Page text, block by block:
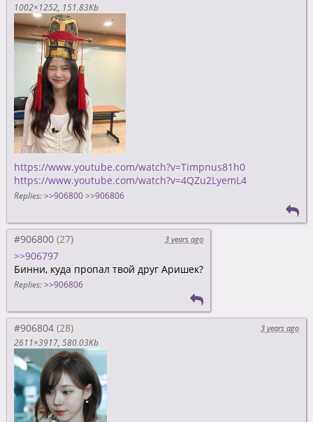
1002×1252 151.83Kb
https://www.youtube.com/watch?v=Timpnus81h0
https://www.youtube.com/watch?v=4QZu2LyemL4
Replies: >>906800 >>906806
#906800 3 years ago
>>906797
Бинни, куда пропал твой друг Аришек?
Replies: >>906806
#906804
3 years ago
2611×3917 580.03Kb